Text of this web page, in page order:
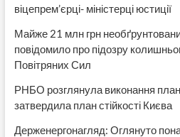
віцепрем’єрці- міністерці юстиції
Майже 21 млн грн
повідомило про підозру
Повітряних Сил
РНБО розглянула виконання
затвердила план стійкості Києва
Держенергонагляд: Оглянуто